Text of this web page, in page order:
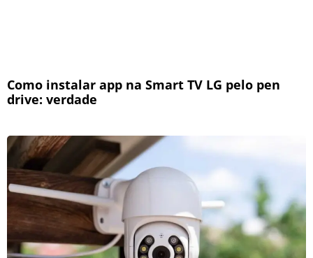
Como instalar app na Smart TV LG pelo pen
drive: verdade